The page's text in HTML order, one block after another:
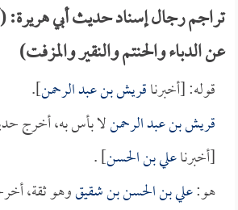
تراجم رجال إسناد حديث أبي هريرة:
عن الدباء والحنتم والنقير والمزفت)
قوله: [أخبرناقريش بن عبد الرحمن].
قريش بن عبد الرحمنلا بأس به، أخرج
[أخبرناعلي بن الحسن] .
هو:علي بن الحسن بن شقيقوهو ثقة،